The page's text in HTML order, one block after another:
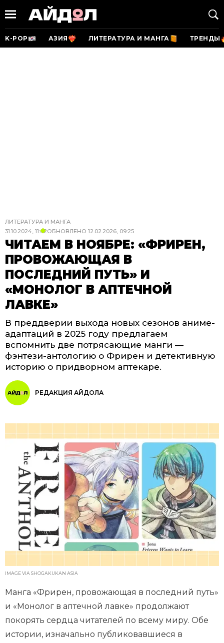
K-POP АЗИЯ ЛИТЕРАТУРА И МАНГА ТРЕНДЫ
ЛИТЕРАТУРА И МАНГА
31.10.2024, 11:02ОБНОВЛЕНО 12.02.2026, 09:25
ЧИТАЕМ В НОЯБРЕ: «ФРИРЕН,
ПРОВОЖАЮЩАЯ В
ПОСЛЕДНИЙ ПУТЬ» И
«МОНОЛОГ В АПТЕЧНОЙ
ЛАВКЕ»
В преддверии выхода новых сезонов аниме-
адаптаций в 2025 году предлагаем
вспомнить две потрясающие манги —
фэнтези-антологию о Фрирен и детективную
историю о придворном аптекаре.
РЕДАКЦИЯ АЙДОЛА
IMAGE VIA SHOGAKUKAN ASIA
Манга «Фрирен, провожающая в последний путь»
и «Монолог в аптечной лавке» продолжают
покорять сердца читателей по всему миру. Обе
истории, изначально публиковавшиеся в